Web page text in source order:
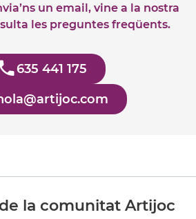
un email, vine a la nostra
les preguntes freqüents.
635 441 175
la comunitat Artijoc